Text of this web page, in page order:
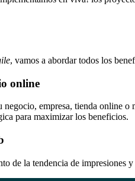
, vamos a abordar todos los
online
negocio, empresa, tienda online
para maximizar los beneficios.
de la tendencia de